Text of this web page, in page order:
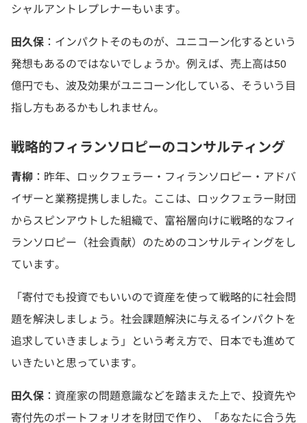
シャルアントレプレナーもいます。
田久保 ：インパクトそのものが、ユニコーン化するという
発想もあるのではないでしょうか。例えば、売上高は50
億円でも、波及効果がユニコーン化している、そういう目
指し方もあるかもしれません。
戦略的フィランソロピーのコンサルティング
青柳 ：昨年、ロックフェラー・フィランソロピー・アドバ
イザーと業務提携しました。ここは、ロックフェラー財団
からスピンアウトした組織で、富裕層向けに戦略的なフィ
ランソロピー（社会貢献）のためのコンサルティングをし
ています。
「寄付でも投資でもいいので資産を使って戦略的に社会問
題を解決しましょう。社会課題解決に与えるインパクトを
追求していきましょう」という考え方で、日本でも進めて
いきたいと思っています。
田久保 ：資産家の問題意識などを踏まえた上で、投資先や
寄付先のポートフォリオを財団で作り、「あなたに合う先